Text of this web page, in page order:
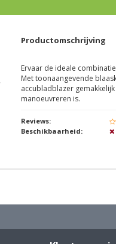
Productomschrijving
Ervaar de ideale
Met toonaangevende
accubladblazer
manoeuvreren is.
Reviews:
Beschikbaarheid: